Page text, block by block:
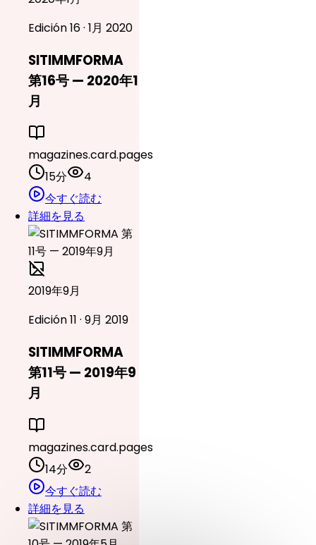
Edición 16 · 1月 2020
SITIMMFORMA
第16号 — 2020年1
月
magazines.card.pages
15分
4
今すぐ読む
詳細を見る
2019年9月
Edición 11 · 9月 2019
SITIMMFORMA
第11号 — 2019年9
月
magazines.card.pages
14分
2
今すぐ読む
詳細を見る